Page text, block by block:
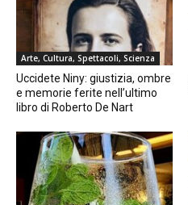
Arte, Cultura, Spettacoli, Scienza
Uccidete Niny: giustizia, ombre
e memorie ferite nell’ultimo
libro di Roberto De Nart